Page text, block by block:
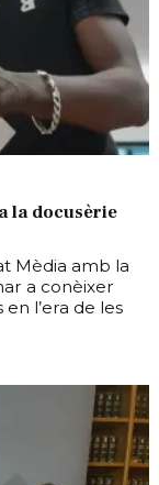
la docusèrie
Mèdia amb la
a conèixer
l’era de les